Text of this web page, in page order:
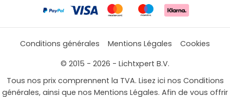
Conditions générales Mentions Légales
Cookies
© 2015 - 2026 - Lichtxpert B.V.
Tous nos prix comprennent la TVA. Lisez ici nos Conditions
générales, ainsi que nos Mentions Légales. Afin de vous offrir